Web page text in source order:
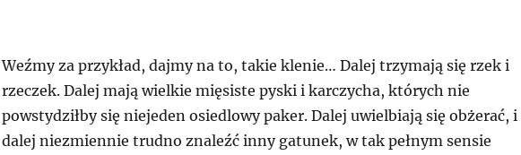
Weźmy za przykład, dajmy na to, takie klenie… Dalej trzymają się rzek i
rzeczek. Dalej mają wielkie mięsiste pyski i karczycha, których nie
powstydziłby się niejeden osiedlowy paker. Dalej uwielbiają się obżerać, i
dalej niezmiennie trudno znaleźć inny gatunek, w tak pełnym sensie